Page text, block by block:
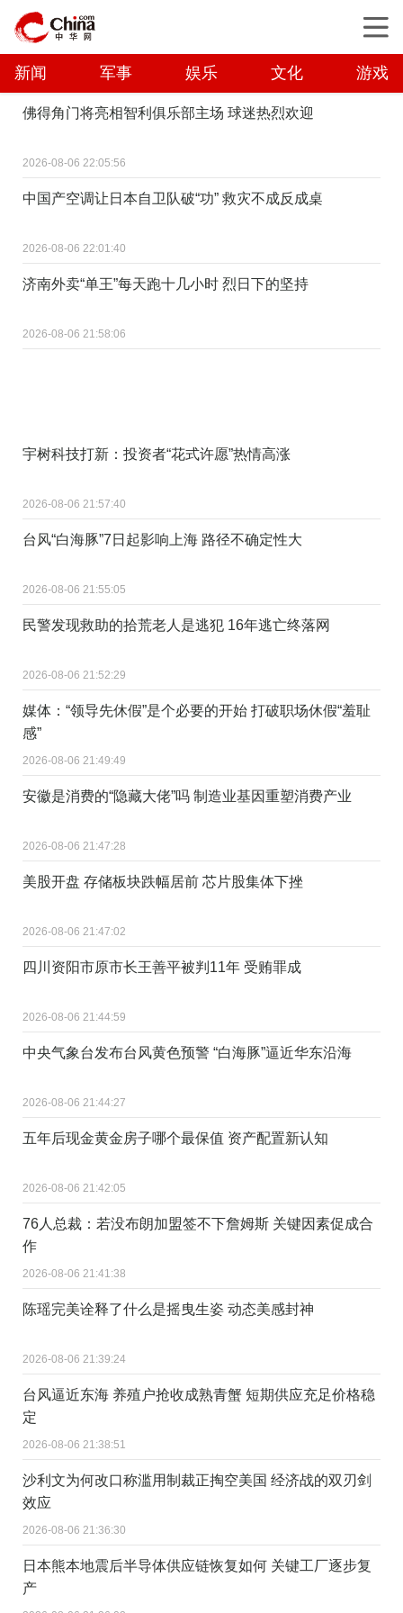
新闻 军事 娱乐 文化 游戏
佛得角门将亮相智利俱乐部主场 球迷热烈欢迎
2026-08-06 22:05:56
中国产空调让日本自卫队破“功” 救灾不成反成桌
2026-08-06 22:01:40
济南外卖“单王”每天跑十几小时 烈日下的坚持
2026-08-06 21:58:06
宇树科技打新：投资者“花式许愿”热情高涨
2026-08-06 21:57:40
台风“白海豚”7日起影响上海 路径不确定性大
2026-08-06 21:55:05
民警发现救助的拾荒老人是逃犯 16年逃亡终落网
2026-08-06 21:52:29
媒体：“领导先休假”是个必要的开始 打破职场休假“羞耻
感”
2026-08-06 21:49:49
安徽是消费的“隐藏大佬”吗 制造业基因重塑消费产业
2026-08-06 21:47:28
美股开盘 存储板块跌幅居前 芯片股集体下挫
2026-08-06 21:47:02
四川资阳市原市长王善平被判11年 受贿罪成
2026-08-06 21:44:59
中央气象台发布台风黄色预警 “白海豚”逼近华东沿海
2026-08-06 21:44:27
五年后现金黄金房子哪个最保值 资产配置新认知
2026-08-06 21:42:05
76人总裁：若没布朗加盟签不下詹姆斯 关键因素促成合
作
2026-08-06 21:41:38
陈瑶完美诠释了什么是摇曳生姿 动态美感封神
2026-08-06 21:39:24
台风逼近东海 养殖户抢收成熟青蟹 短期供应充足价格稳
定
2026-08-06 21:38:51
沙利文为何改口称滥用制裁正掏空美国 经济战的双刃剑
效应
2026-08-06 21:36:30
日本熊本地震后半导体供应链恢复如何 关键工厂逐步复
产